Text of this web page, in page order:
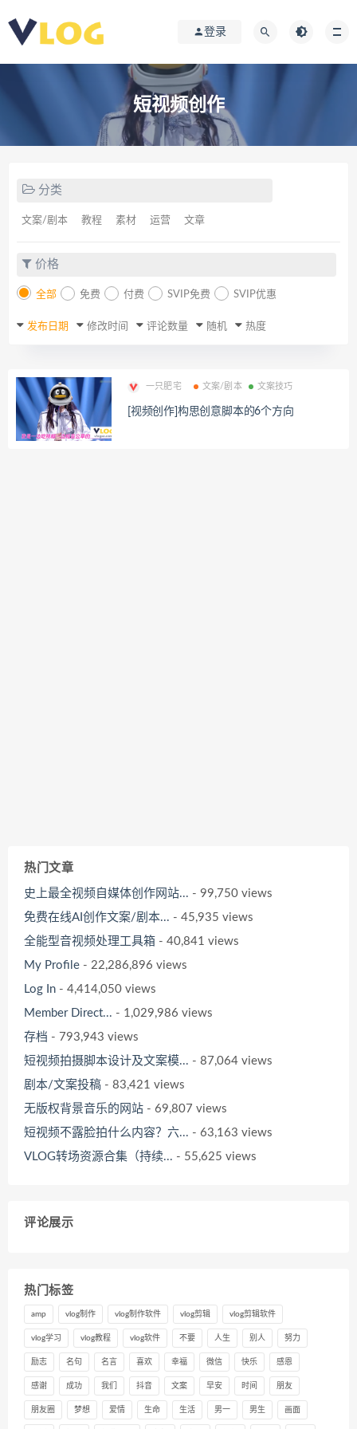
登录
短视频创作
分类
文案/剧本 教程 素材 运营 文章
价格
全部 免费 付费 SVIP免费 SVIP优惠
发布日期 修改时间 评论数量 随机 热度
一只肥宅 文案/剧本 文案技巧
[视频创作]构思创意脚本的6个方向
热门文章
史上最全视频自媒体创作网站... - 99,750 views
免费在线AI创作文案/剧本... - 45,935 views
全能型音视频处理工具箱 - 40,841 views
My Profile - 22,286,896 views
Log In - 4,414,050 views
Member Direct... - 1,029,986 views
存档 - 793,943 views
短视频拍摄脚本设计及文案模... - 87,064 views
剧本/文案投稿 - 83,421 views
无版权背景音乐的网站 - 69,807 views
短视频不露脸拍什么内容？六... - 63,163 views
VLOG转场资源合集（持续... - 55,625 views
评论展示
热门标签
amp vlog制作 vlog制作软件 vlog剪辑 vlog剪辑软件
vlog学习 vlog教程 vlog软件 不要 人生 别人 努力
励志 名句 名言 喜欢 幸福 微信 快乐 感恩
感谢 成功 我们 抖音 文案 早安 时间 朋友
朋友圈 梦想 爱情 生命 生活 男一 男生 画面